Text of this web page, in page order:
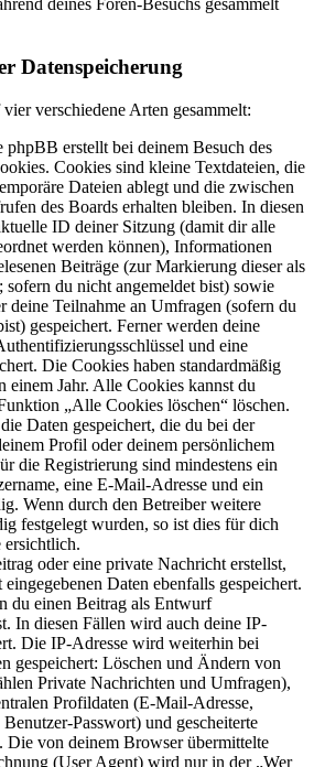
deines Foren-Besuchs gesammelt
Datenspeicherung
verschiedene Arten gesammelt:
phpBB erstellt bei deinem Besuch des
Cookies sind kleine Textdateien, die
Dateien ablegt und die zwischen
des Boards erhalten bleiben. In diesen
ID deiner Sitzung (damit dir alle
werden können), Informationen
Beiträge (zur Markierung dieser als
sofern du nicht angemeldet bist) sowie
deine Teilnahme an Umfragen (sofern du
gespeichert. Ferner werden deine
und eine
Die Cookies haben standardmäßig
einem Jahr. Alle Cookies kannst du
„Alle Cookies löschen“ löschen.
Daten gespeichert, die du bei der
Profil oder deinem persönlichem
die Registrierung sind mindestens ein
eine E-Mail-Adresse und ein
Wenn durch den Betreiber weitere
festgelegt wurden, so ist dies für dich
ersichtlich.
oder eine private Nachricht erstellst,
Daten ebenfalls gespeichert.
du einen Beitrag als Entwurf
In diesen Fällen wird auch deine IP-
Die IP-Adresse wird weiterhin bei
gespeichert: Löschen und Ändern von
Private Nachrichten und Umfragen),
Profildaten (E-Mail-Adresse,
Passwort) und gescheiterte
Die von deinem Browser übermittelte
(User Agent) wird nur in der „Wer